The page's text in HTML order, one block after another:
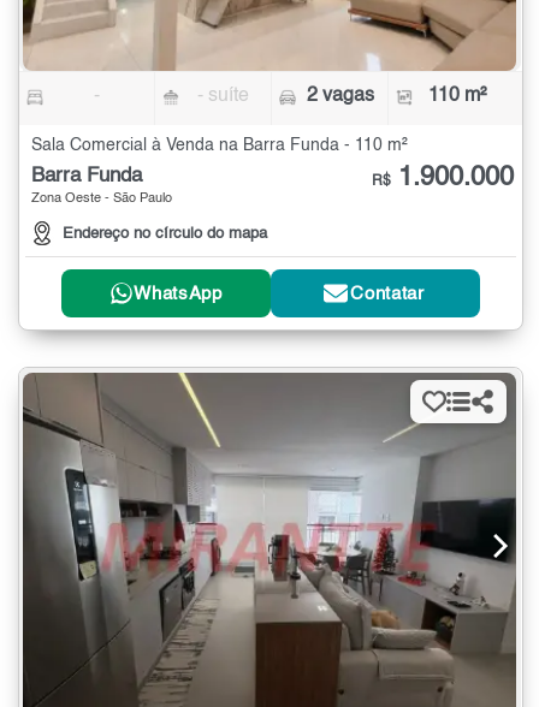
- - suíte 2 vagas 110 m²
Sala Comercial à Venda na Barra Funda - 110 m²
Barra Funda
Zona Oeste - São Paulo
Endereço no círculo do mapa
R$ 1.900.000
WhatsApp Contatar